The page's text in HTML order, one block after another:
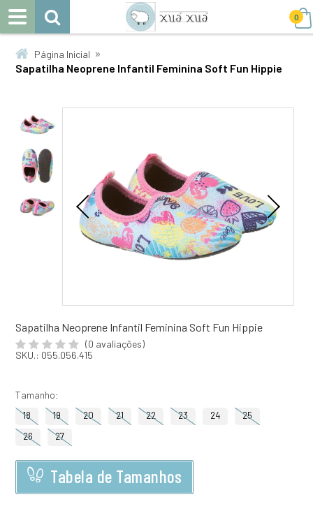
0
Página Inicial »
Sapatilha Neoprene Infantil Feminina Soft Fun Hippie
Sapatilha Neoprene Infantil Feminina Soft Fun Hippie
(0 avaliações)
SKU.: 055.056.415
Tamanho
18 19 20 21 22 23 24
25
26
27
Tabela de Tamanhos